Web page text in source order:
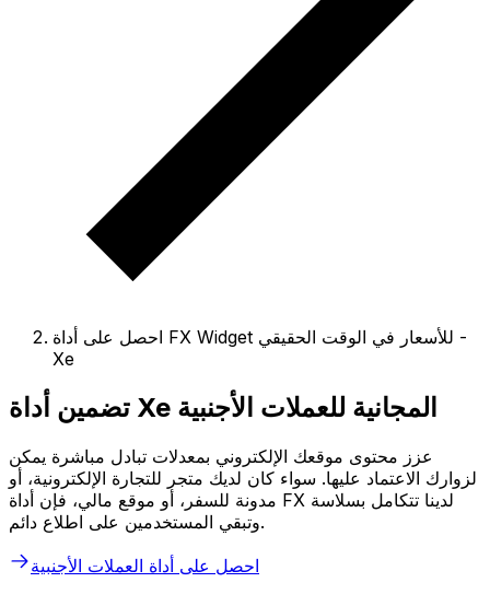
احصل على أداة FX Widget للأسعار في الوقت الحقيقي -
Xe
تضمين أداة Xe المجانية للعملات الأجنبية
عزز محتوى موقعك الإلكتروني بمعدلات تبادل مباشرة يمكن
لزوارك الاعتماد عليها. سواء كان لديك متجر للتجارة الإلكترونية، أو
مدونة للسفر، أو موقع مالي، فإن أداة FX لدينا تتكامل بسلاسة
وتبقي المستخدمين على اطلاع دائم.
احصل على أداة العملات الأجنبية